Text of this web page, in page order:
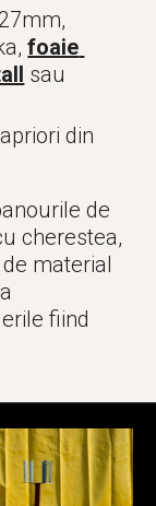
, foaie
sau
din
de
cherestea,
material
fiind